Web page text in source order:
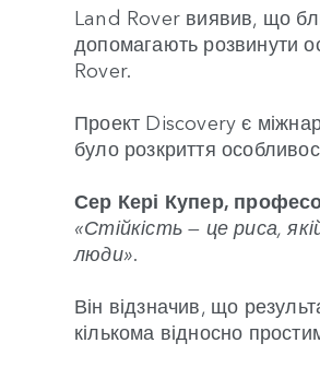
Land Rover виявив, що
допомагають розвинути
Rover.
Проект Discovery є
було розкриття
Сер Кері Купер,
«Стійкість — це риса,
люди».
Він відзначив, що
кількома відносно